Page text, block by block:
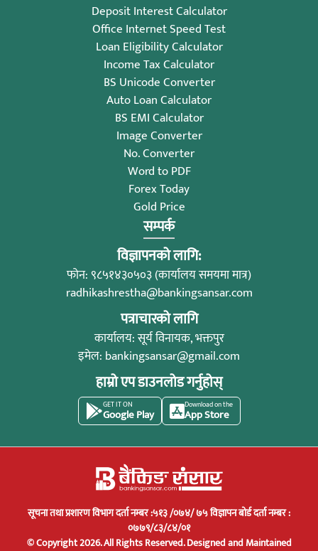
Deposit Interest Calculator
Office Internet Speed Test
Loan Eligibility Calculator
Income Tax Calculator
BS Unicode Converter
Auto Loan Calculator
BS EMI Calculator
Image Converter
No. Converter
Word to PDF
Forex Today
Gold Price
सम्पर्क
विज्ञापनको लागि:
फोन: ९८५१४३०५०३ (कार्यालय समयमा मात्र)
radhikashrestha@bankingsansar.com
पत्राचारको लागि
कार्यालय: सूर्य विनायक, भक्तपुर
इमेल: bankingsansar@gmail.com
हाम्रो एप डाउनलोड गर्नुहोस्
GET IT ON
Google Play
Download on the
App Store
सूचना तथा प्रशारण विभाग दर्ता नम्बर :५१३ /०७४/ ७५ विज्ञापन बोर्ड दर्ता नम्बर :
०७७९/८३/८४/०१
© Copyright 2026. All Rights Reserved.Designed and Maintained